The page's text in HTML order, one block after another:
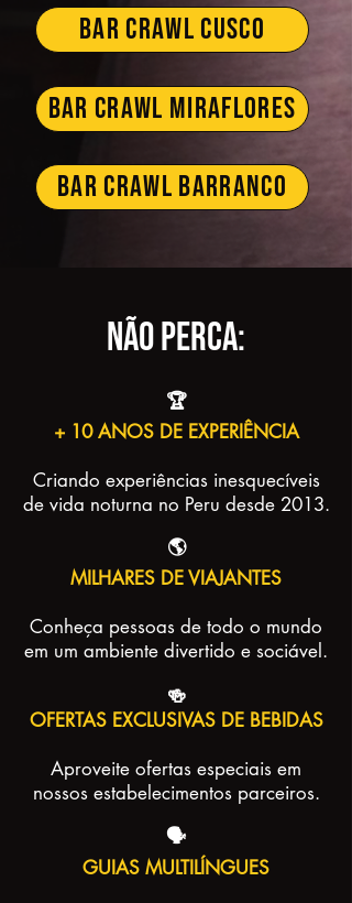
BAR CRAWL CUSCO
BAR CRAWL MIRAFLORES
BAR CRAWL BARRANCO
Não perca:
🏆
+ 10 ANOS DE EXPERIÊNCIA
Criando experiências inesquecíveis
de vida noturna no Peru desde 2013.
🌎
MILHARES DE VIAJANTES
Conheça pessoas de todo o mundo
em um ambiente divertido e sociável.
🍻
OFERTAS EXCLUSIVAS DE BEBIDAS
Aproveite ofertas especiais em
nossos estabelecimentos parceiros.
🗣️
GUIAS MULTILÍNGUES